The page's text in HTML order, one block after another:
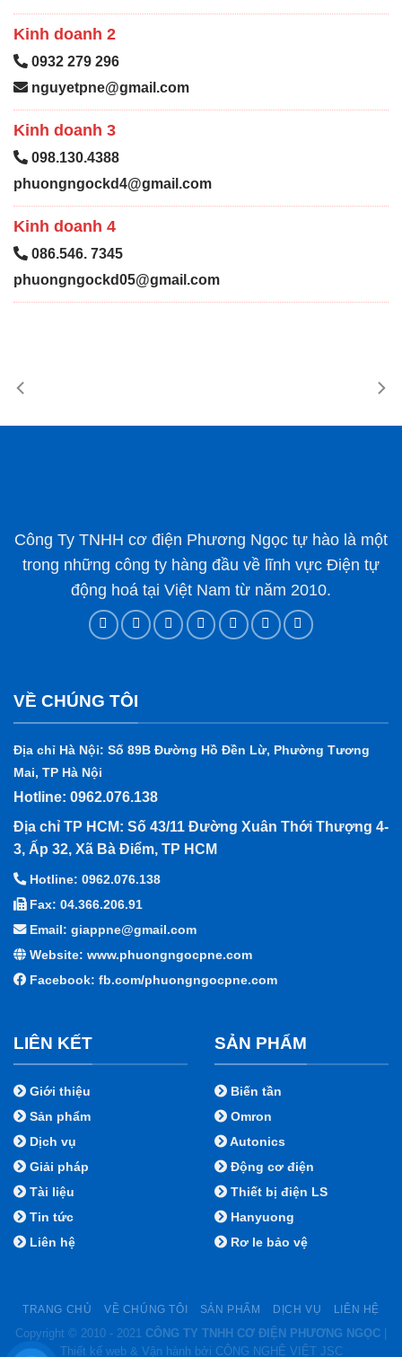
Kinh doanh 2
0932 279 296
nguyetpne@gmail.com
Kinh doanh 3
098.130.4388
phuongngockd4@gmail.com
Kinh doanh 4
086.546. 7345
phuongngockd05@gmail.com
Công Ty TNHH cơ điện Phương Ngọc tự hào là một
trong những công ty hàng đầu về lĩnh vực Điện tự
động hoá tại Việt Nam từ năm 2010.
VỀ CHÚNG TÔI
Địa chỉ Hà Nội: Số 89B Đường Hồ Đền Lừ, Phường Tương
Mai, TP Hà Nội
Hotline: 0962.076.138
Địa chỉ TP HCM: Số 43/11 Đường Xuân Thới Thượng 4-
3, Ấp 32, Xã Bà Điểm, TP HCM
Hotline: 0962.076.138
Fax: 04.366.206.91
Email: giappne@gmail.com
Website: www.phuongngocpne.com
Facebook: fb.com/phuongngocpne.com
LIÊN KẾT
Giới thiệu
Sản phẩm
Dịch vụ
Giải pháp
Tài liệu
Tin tức
Liên hệ
SẢN PHẨM
Biến tần
Omron
Autonics
Động cơ điện
Thiết bị điện LS
Hanyuong
Rơ le bảo vệ
TRANG CHỦ VỀ CHÚNG TÔI SẢN PHẨM DỊCH VỤ LIÊN HỆ
Copyright © 2010 - 2021 CÔNG TY TNHH CƠ ĐIỆN PHƯƠNG NGỌC
Thiết kế web & Vận hành bởi CÔNG NGHỆ VIỆT JSC